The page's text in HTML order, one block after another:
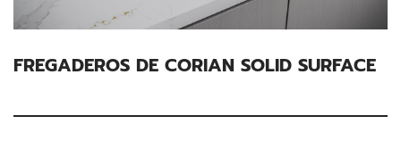
FREGADEROS DE CORIAN SOLID SURFACE